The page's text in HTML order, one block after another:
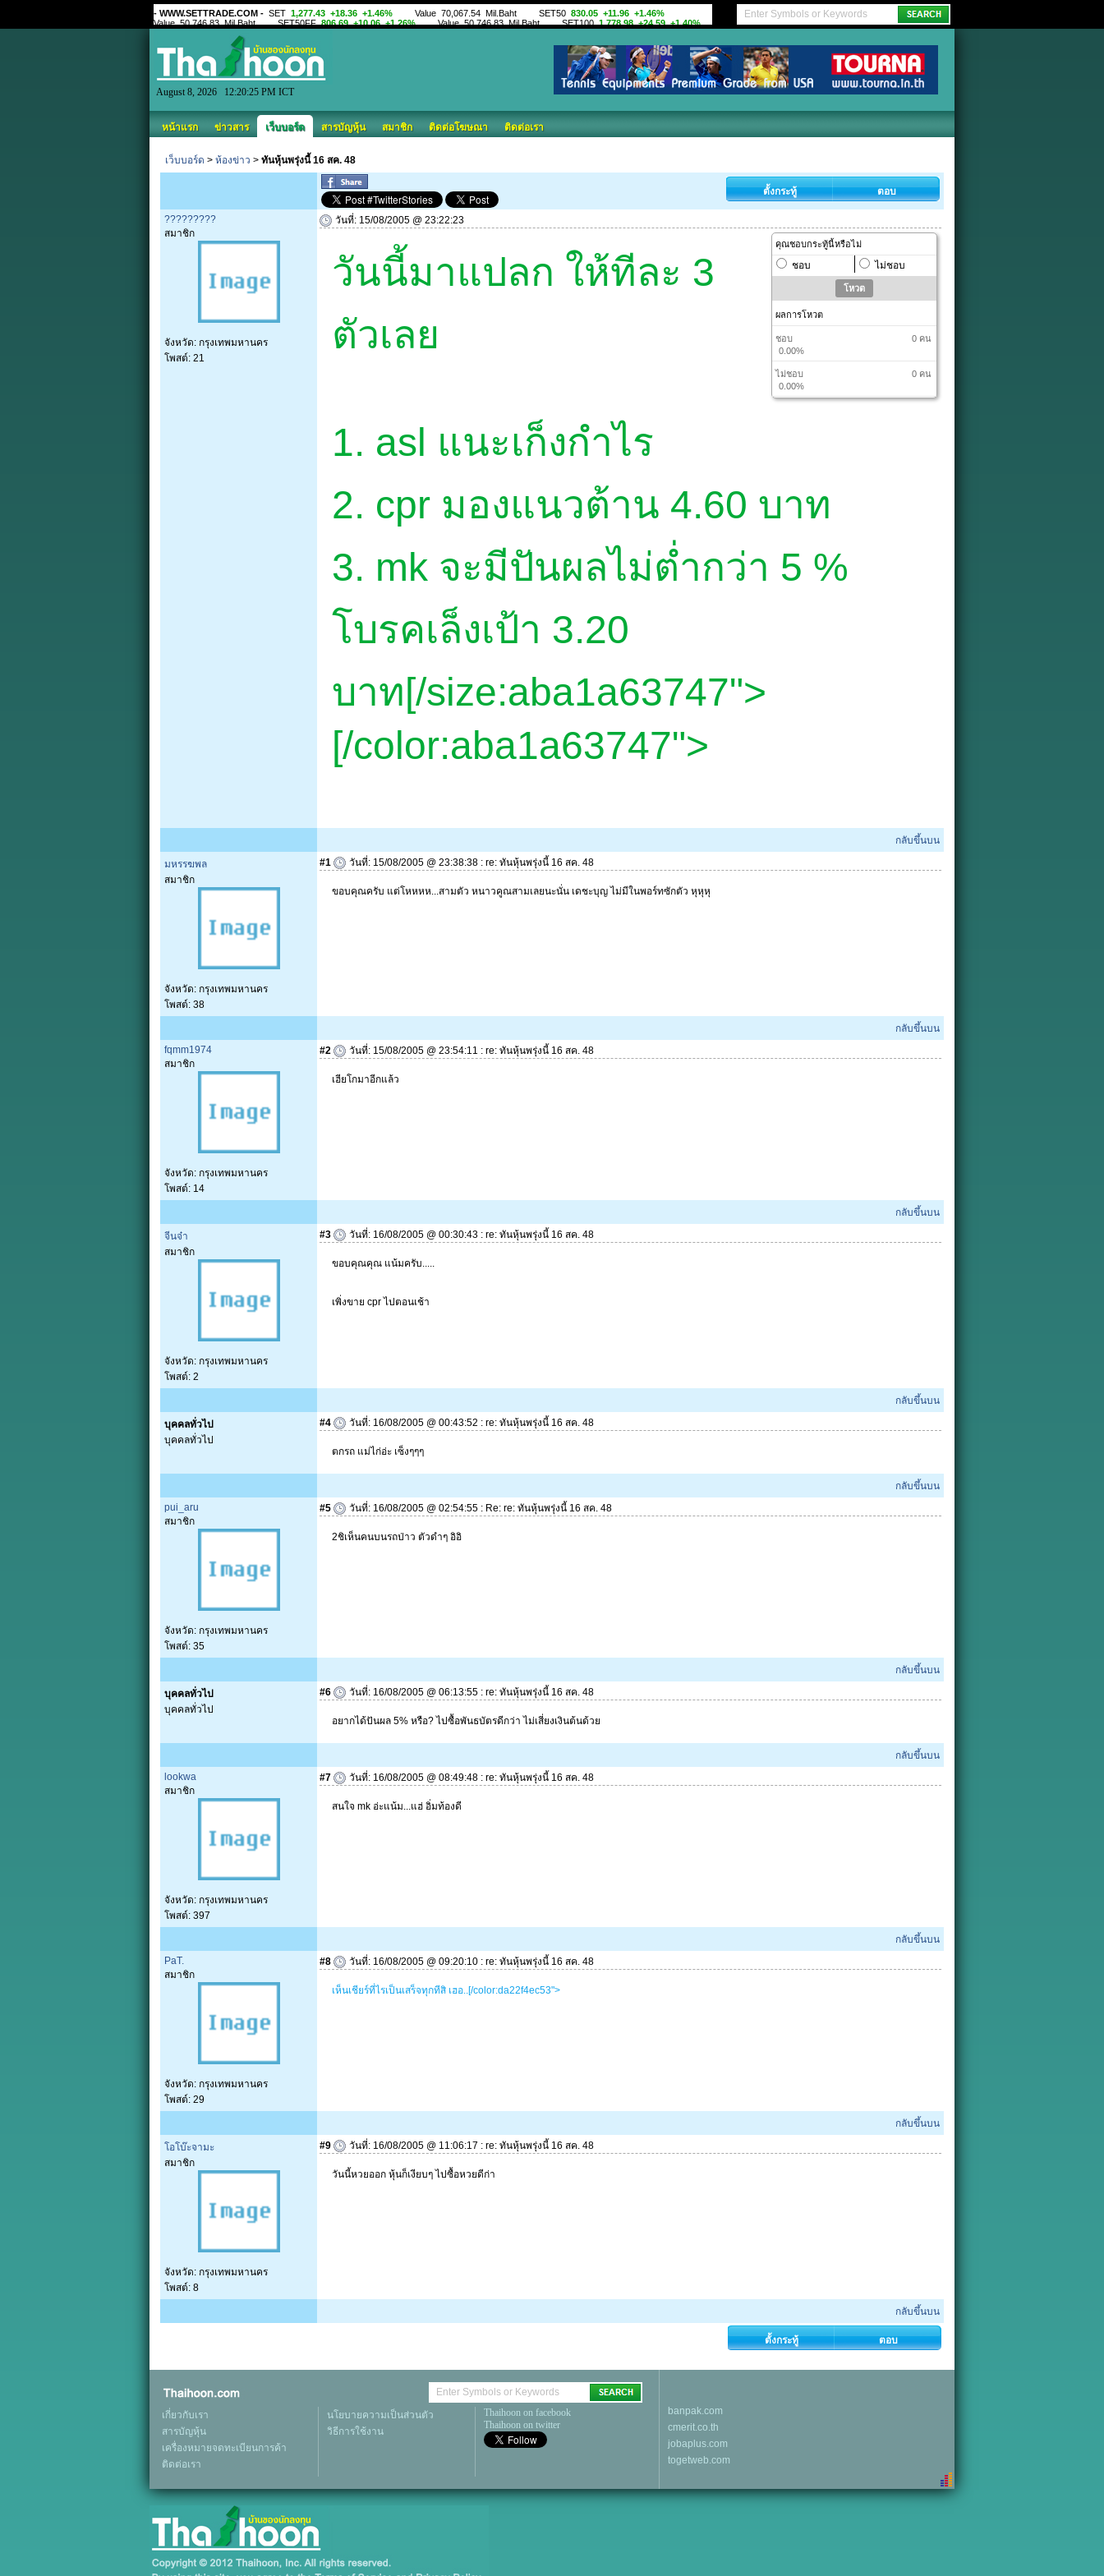
August 8, 2026 12:20:25 PM ICT
หน้าแรก ข่าวสาร เว็บบอร์ด สารบัญหุ้น สมาชิก ติดต่อโฆษณา ติดต่อเรา
เว็บบอร์ด > ห้องข่าว > ทันหุ้นพรุ่งนี้ 16 สค. 48
ตั้งกระทู้ ตอบ
?????????
สมาชิก
จังหวัด: กรุงเทพมหานคร
โพสต์: 21
วันที่: 15/08/2005 @ 23:22:23
คุณชอบกระทู้นี้หรือไม่
ชอบ ไม่ชอบ
ผลการโหวต
ชอบ
0.00%
0 คน
ไม่ชอบ
0.00%
0 คน
วันนี้มาแปลก ให้ทีละ 3
ตัวเลย
1. asl แนะเก็งกำไร
2. cpr มองแนวต้าน 4.60 บาท
3. mk จะมีปันผลไม่ต่ำกว่า 5 %
โบรคเล็งเป้า 3.20
บาท[/size:aba1a63747">
[/color:aba1a63747">
กลับขึ้นบน
มหรรฆพล
สมาชิก
จังหวัด: กรุงเทพมหานคร
โพสต์: 38
#1 วันที่: 15/08/2005 @ 23:38:38 : re: ทันหุ้นพรุ่งนี้ 16 สค. 48
ขอบคุณครับ แต่โหหหห...สามตัว หนาวคูณสามเลยนะนั่น เดชะบุญ ไม่มีในพอร์ทซักตัว หุหุหุ
กลับขึ้นบน
fqmm1974
สมาชิก
จังหวัด: กรุงเทพมหานคร
โพสต์: 14
#2 วันที่: 15/08/2005 @ 23:54:11 : re: ทันหุ้นพรุ่งนี้ 16 สค. 48
เฮียโกมาอีกแล้ว
กลับขึ้นบน
จีนจ๋า
สมาชิก
จังหวัด: กรุงเทพมหานคร
โพสต์: 2
#3 วันที่: 16/08/2005 @ 00:30:43 : re: ทันหุ้นพรุ่งนี้ 16 สค. 48
ขอบคุณคุณ แน้มครับ.....
เพิ่งขาย cpr ไปตอนเช้า
กลับขึ้นบน
บุคคลทั่วไป
บุคคลทั่วไป
#4 วันที่: 16/08/2005 @ 00:43:52 : re: ทันหุ้นพรุ่งนี้ 16 สค. 48
ตกรถ แม่ไก่อ่ะ เซ็งๆๆๆ
กลับขึ้นบน
pui_aru
สมาชิก
จังหวัด: กรุงเทพมหานคร
โพสต์: 35
#5 วันที่: 16/08/2005 @ 02:54:55 : Re: re: ทันหุ้นพรุ่งนี้ 16 สค. 48
2ชิเห็นคนบนรถป่าว ตัวดำๆ อิอิ
กลับขึ้นบน
บุคคลทั่วไป
บุคคลทั่วไป
#6 วันที่: 16/08/2005 @ 06:13:55 : re: ทันหุ้นพรุ่งนี้ 16 สค. 48
อยากได้ปันผล 5% หรือ? ไปซื้อพันธบัตรดีกว่า ไม่เสี่ยงเงินต้นด้วย
กลับขึ้นบน
lookwa
สมาชิก
จังหวัด: กรุงเทพมหานคร
โพสต์: 397
#7 วันที่: 16/08/2005 @ 08:49:48 : re: ทันหุ้นพรุ่งนี้ 16 สค. 48
สนใจ mk อ่ะแน้ม...แฮ่ อิ่มท้องดี
กลับขึ้นบน
PaT.
สมาชิก
จังหวัด: กรุงเทพมหานคร
โพสต์: 29
#8 วันที่: 16/08/2005 @ 09:20:10 : re: ทันหุ้นพรุ่งนี้ 16 สค. 48
เห็นเชียร์ที่ไรเป็นเสร็จทุกทีสิ เฮอ..[/color:da22f4ec53">
กลับขึ้นบน
โอโบ๊ะจามะ
สมาชิก
จังหวัด: กรุงเทพมหานคร
โพสต์: 8
#9 วันที่: 16/08/2005 @ 11:06:17 : re: ทันหุ้นพรุ่งนี้ 16 สค. 48
วันนี้หวยออก หุ้นก็เงียบๆ ไปซื้อหวยดีก่า
กลับขึ้นบน
ตั้งกระทู้ ตอบ
เกี่ยวกับเรา
สารบัญหุ้น
เครื่องหมายจดทะเบียนการค้า
ติดต่อเรา
นโยบายความเป็นส่วนตัว
วิธีการใช้งาน
Thaihoon on facebook
Thaihoon on twitter
banpak.com
cmerit.co.th
jobaplus.com
togetweb.com